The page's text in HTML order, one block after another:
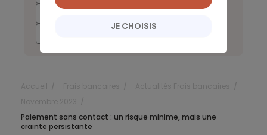
Paiement sans contact : un risque minime, mais une
crainte persistante
JE CHOISIS